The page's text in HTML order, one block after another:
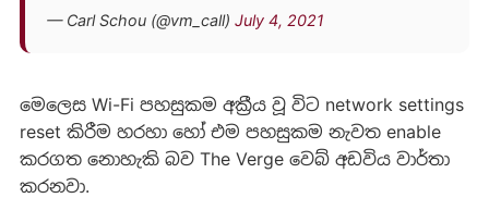
— Carl Schou (@vm_call) July 4, 2021
මෙලෙස Wi-Fi පහසුකම අක්‍රීය වූ විට network settings
reset කිරීම හරහා හෝ එම පහසුකම නැවත enable
කරගත නොහැකි බව The Verge වෙබ් අඩවිය වාර්තා
කරනවා.